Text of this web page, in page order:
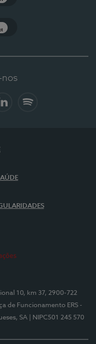
nos
10, km 37, 2900-722
de Funcionamento ERS -
SA | NIPC501 245 570